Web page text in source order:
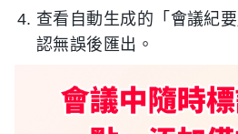
查看自動生成的「會議紀
認無誤後匯出。